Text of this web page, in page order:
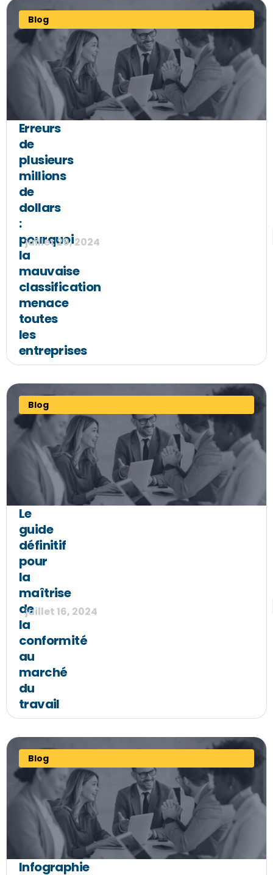
Blog
Erreurs
de
plusieurs
millions
de
dollars
:
pourquoi
la
mauvaise
classification
menace
toutes
les
entreprises
juillet 29, 2024
Blog
Le
guide
définitif
pour
la
maîtrise
de
la
conformité
au
marché
du
travail
juillet 16, 2024
Blog
Infographie